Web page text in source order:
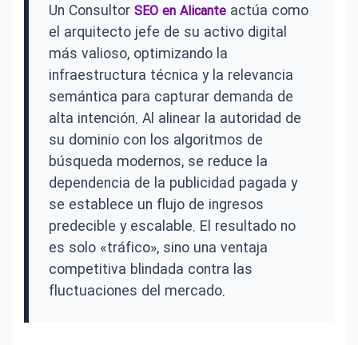
Un Consultor SEO en Alicante actúa como
el arquitecto jefe de su activo digital
más valioso, optimizando la
infraestructura técnica y la relevancia
semántica para capturar demanda de
alta intención. Al alinear la autoridad de
su dominio con los algoritmos de
búsqueda modernos, se reduce la
dependencia de la publicidad pagada y
se establece un flujo de ingresos
predecible y escalable. El resultado no
es solo «tráfico», sino una ventaja
competitiva blindada contra las
fluctuaciones del mercado.